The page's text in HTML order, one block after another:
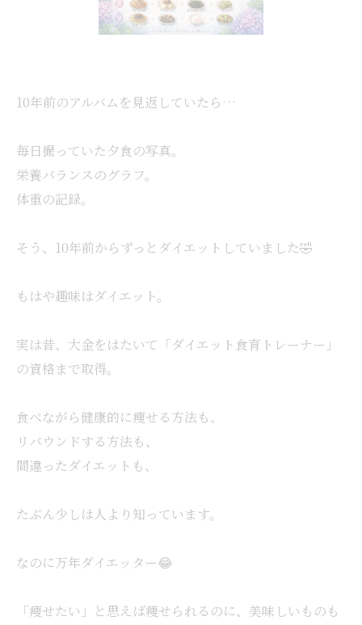
10年前のアルバムを見返していたら…
毎日撮っていた夕食の写真。
栄養バランスのグラフ。
体重の記録。
そう、10年前からずっとダイエットしていました🤣
もはや趣味はダイエット。
実は昔、大金をはたいて「ダイエット食育トレーナー」
の資格まで取得。
食べながら健康的に痩せる方法も、
リバウンドする方法も、
間違ったダイエットも、
たぶん少しは人より知っています。
なのに万年ダイエッター😂
「痩せたい」と思えば痩せられるのに、美味しいものも